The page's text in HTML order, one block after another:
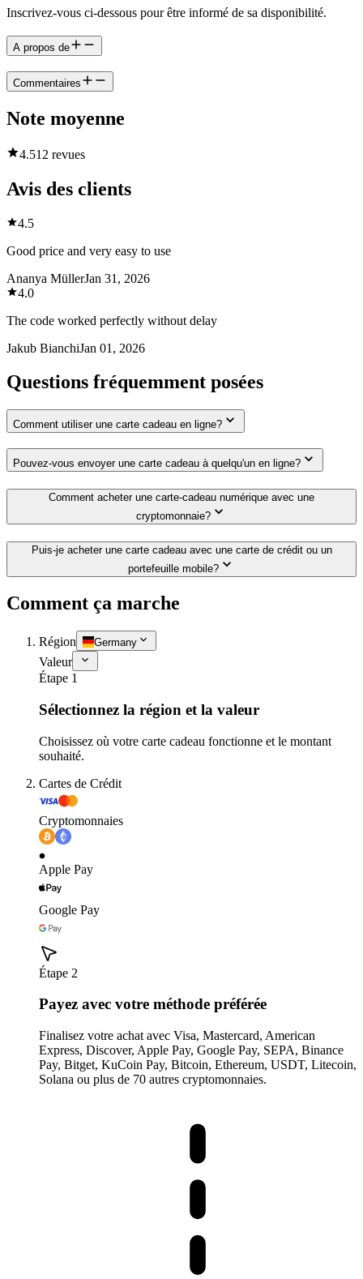
Inscrivez-vous ci-dessous pour être informé de sa disponibilité.
A propos de
Commentaires
Note moyenne
4.512 revues
Avis des clients
4.5
Good price and very easy to use
Ananya MüllerJan 31, 2026
4.0
The code worked perfectly without delay
Jakub BianchiJan 01, 2026
Questions fréquemment posées
Comment utiliser une carte cadeau en ligne?
Pouvez-vous envoyer une carte cadeau à quelqu'un en ligne?
Comment acheter une carte-cadeau numérique avec une
cryptomonnaie?
Puis-je acheter une carte cadeau avec une carte de crédit ou un
portefeuille mobile?
Comment ça marche
Région Germany
Valeur
Étape 1
Sélectionnez la région et la valeur
Choisissez où votre carte cadeau fonctionne et le montant
souhaité.
Cartes de Crédit
Cryptomonnaies
Apple Pay
Google Pay
Étape 2
Payez avec votre méthode préférée
Finalisez votre achat avec Visa, Mastercard, American
Express, Discover, Apple Pay, Google Pay, SEPA, Binance
Pay, Bitget, KuCoin Pay, Bitcoin, Ethereum, USDT, Litecoin,
Solana ou plus de 70 autres cryptomonnaies.